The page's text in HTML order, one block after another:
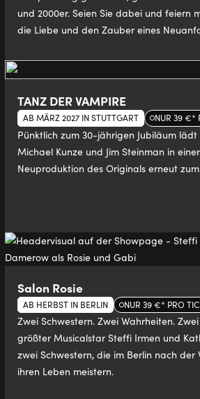
und 2000er. Seien Sie dabei und feiern
die Liebe und den Zauber eines
TANZ DER VAMPIRE
AB MÄRZ 2027 IN STUTTGART NUR 39 €*
Pünktlich zum 30-jährigen Jubiläum
Michael Kunze und Jim Steinman in
Neuproduktion des Originals erneut
Salon Rosie
AB HERBST IN BERLIN NUR 39 €* PRO
Zwei Schwestern. Zwei Wahrheiten.
größter Musicalstar Steffi Irmen und
zwei Schwestern, die im Berlin nach der
ihren Leben meistern.